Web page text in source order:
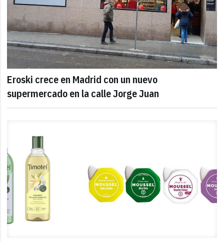
Eroski crece en Madrid con un nuevo
supermercado en la calle Jorge Juan